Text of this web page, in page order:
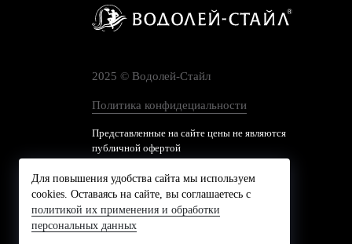
2025 © Водолей-Cтайл
Политика конфидециальности
Представленные на сайте цены не являются
публичной офертой
Для повышения удобства сайта мы используем
cookies. Оставаясь на сайте, вы соглашаетесь с
политикой их применения и обработки
персональных данных